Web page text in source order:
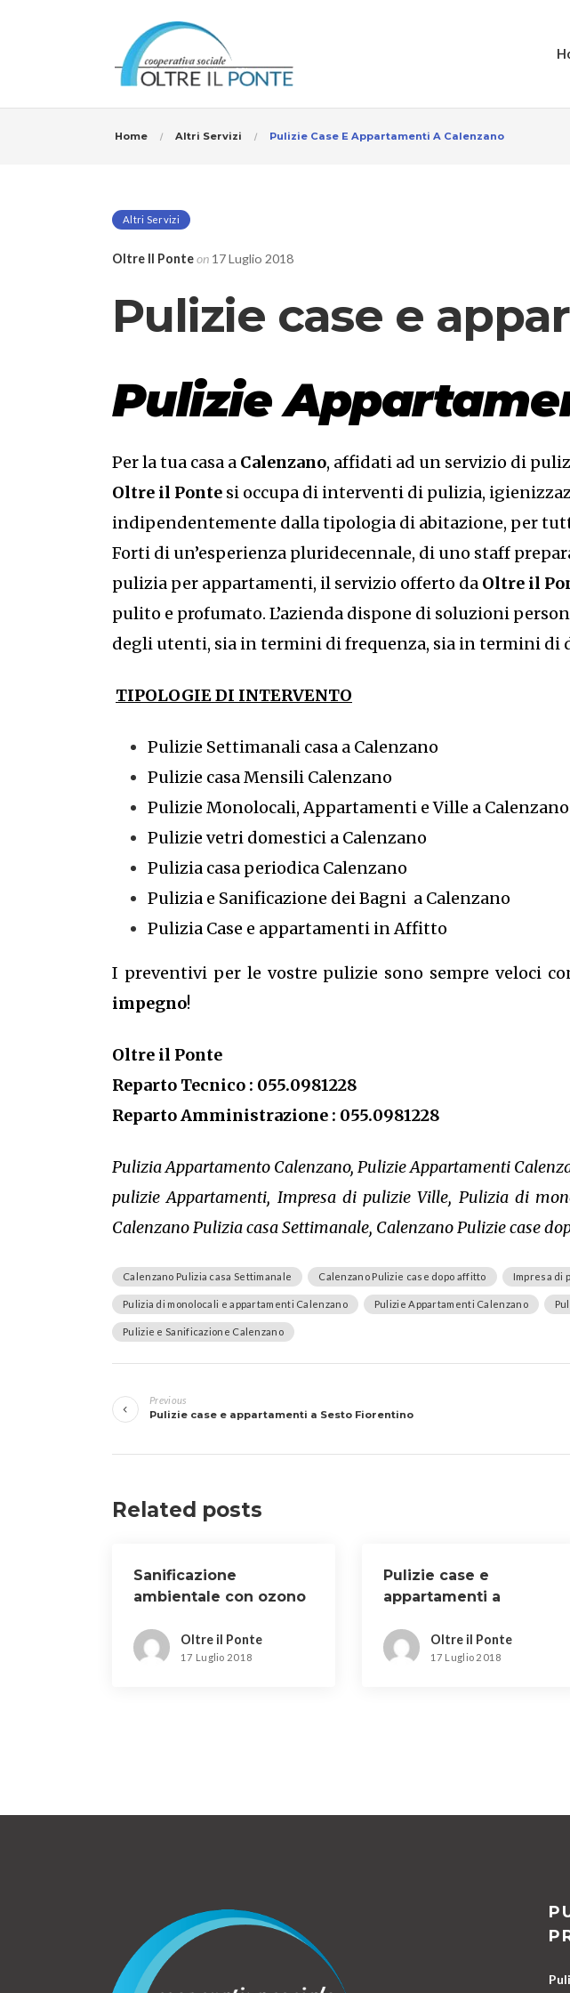
Home Altri Servizi Pulizie Case E Appartamenti A Calenzano
Altri Servizi
Oltre Il Ponteon 17 Luglio 2018
Pulizie case e
Pulizie
Per la tua casa a Calenzano, affidati ad un servizio di
Oltre il Ponte si occupa di interventi di pulizia,
indipendentemente dalla tipologia di abitazione, per
Forti di un’esperienza pluridecennale, di uno staff
pulizia per appartamenti, il servizio offerto da Oltre il
pulito e profumato. L’azienda dispone di soluzioni
degli utenti, sia in termini di frequenza, sia in termini di
TIPOLOGIE DI INTERVENTO
Pulizie Settimanali casa a Calenzano
Pulizie casa Mensili Calenzano
Pulizie Monolocali, Appartamenti e Ville a Calenzano
Pulizie vetri domestici a Calenzano
Pulizia casa periodica Calenzano
Pulizia e Sanificazione dei Bagni a Calenzano
Pulizia Case e appartamenti in Affitto
I preventivi per le vostre pulizie sono sempre veloci
impegno!
Oltre il Ponte
Reparto Tecnico : 055.0981228
Reparto Amministrazione : 055.0981228
Pulizia Appartamento Calenzano, Pulizie Appartamenti
pulizie Appartamenti, Impresa di pulizie Ville, Pulizia di
Calenzano Pulizia casa Settimanale, Calenzano Pulizie case
Calenzano Pulizia casa Settimanale Calenzano Pulizie case dopo affitto Impresa di
Pulizia di monolocali e appartamenti Calenzano Pulizie Appartamenti Calenzano
Pulizie e Sanificazione Calenzano
articoli
Previous
Pulizie case e appartamenti a Sesto Fiorentino
Related posts
Sanificazione
ambientale con ozono
Oltre il Ponte
17 Luglio 2018
Pulizie case e
appartamenti a
Oltre il Ponte
17 Luglio 2018